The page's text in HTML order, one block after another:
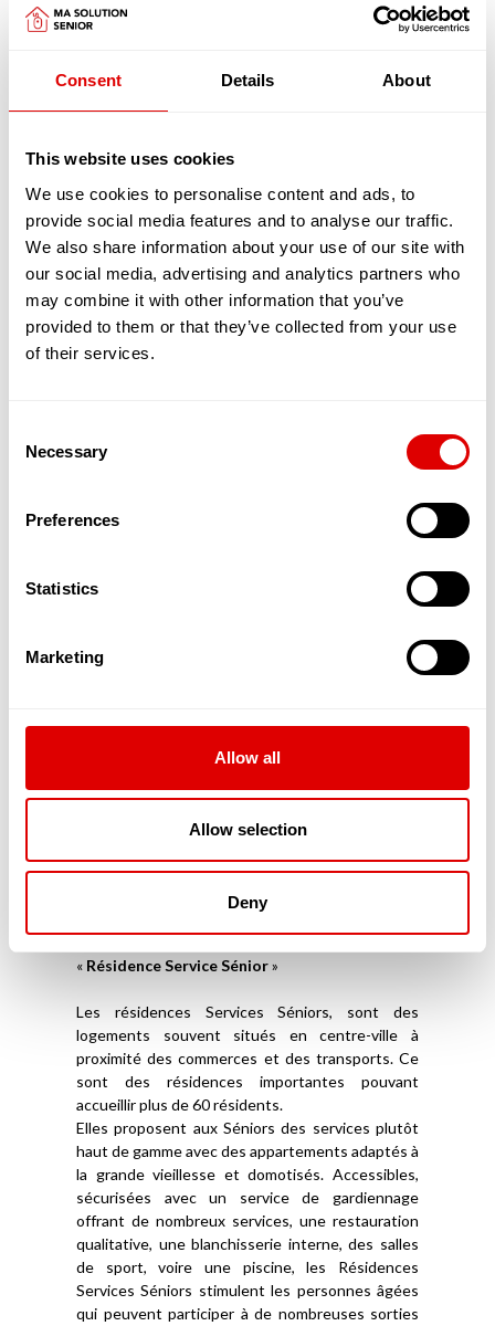
Consent Details About
This website uses cookies
We use cookies to personalise content and ads, to
provide social media features and to analyse our traffic.
We also share information about your use of our site with
our social media, advertising and analytics partners who
may combine it with other information that you’ve
provided to them or that they’ve collected from your use
of their services.
Selection
Necessary
Preferences
Statistics
Marketing
Allow all
Allow selection
Deny
EHPAD
coliving
La deuxième catégorie de résidences séniors
maisonnées en coliving
Les logements en coliving proposent un habitat
partagé entre une quinzaine de séniors,
maximum. Tous vivent sous le même toit, en
bénéficiant de chambres et de toilettes privées.
En revanche, le salon, la cuisine et la salle de
L’objectif est de favoriser les interactions, le
soutien et l’entraide entre résidents. Ces
de bénéficier d’un service leur permettant de
maintenir une activité physique, sociale et
Par ailleurs, des services d’aide à domicile dédiés
encadrés par une Maîtresse de Maison in situ,
offrent un suivi qualitatif de l’aide et des soins
Ces appartements accueillent donc des
personnes âgées autonomes dans un cadre
résidences modernes sont connectées aux
Souvent situés en centre-ville, ces appartements
ou maisonnées en coliving sont souvent privés et
ne font pas partie du secteur médico-social.
« Résidence Service Sénior»
Les résidences Services Séniors, sont des
logements souvent situés en centre-ville à
proximité des commerces et des transports. Ce
sont des résidences importantes pouvant
accueillir plus de 60 résidents.
Elles proposent aux Séniors des services plutôt
haut de gamme avec des appartements adaptés à
la grande vieillesse et domotisés. Accessibles,
sécurisées avec un service de gardiennage
offrant de nombreux services, une restauration
qualitative, une blanchisserie interne, des salles
de sport, voire une piscine, les Résidences
Services Séniors stimulent les personnes âgées
qui peuvent participer à de nombreuses sorties